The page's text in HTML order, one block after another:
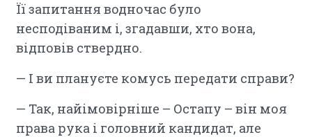
Її запитання водночас було
несподіваним і, згадавши, хто вона,
відповів ствердно.
— І ви плануєте комусь передати справи?
— Так, найімовірніше – Остапу – він моя
права рука і головний кандидат, але